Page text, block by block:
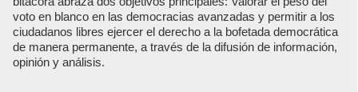
voto en blanco en las democracias avanzadas y permitir a los
ciudadanos libres ejercer el derecho a la bofetada democrática
de manera permanente, a través de la difusión de información,
opinión y análisis.